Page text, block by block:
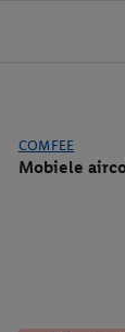
COMFEE
Mobiele